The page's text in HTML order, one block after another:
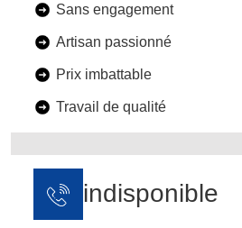
Sans engagement
Artisan passionné
Prix imbattable
Travail de qualité
indisponible